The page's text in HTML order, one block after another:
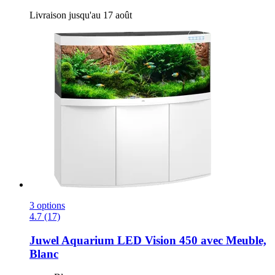
Livraison jusqu'au 17 août
3 options
4.7 (17)
Juwel Aquarium LED Vision 450 avec Meuble,
Blanc